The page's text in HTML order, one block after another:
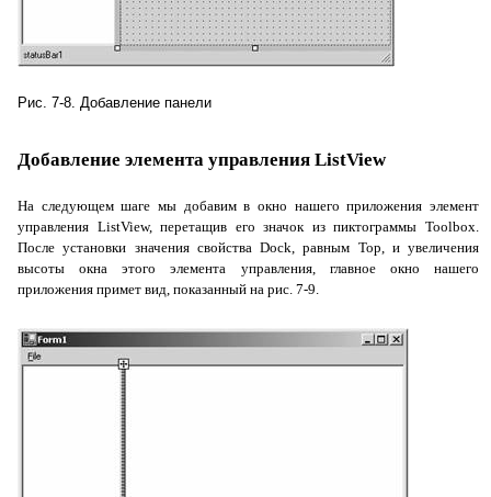
Рис. 7-8. Добавление панели
Добавление элемента управления ListView
На следующем шаге мы добавим в окно нашего приложения элемент
управления ListView, перетащив его значок из пиктограммыToolbox.
После установки значения свойства Dock, равным Top, и увеличения
высоты окна этого элемента управления, главное окно нашего
приложения примет вид, показанный на рис. 7-9.